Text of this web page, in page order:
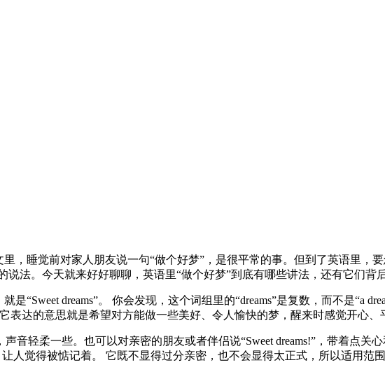
，睡觉前对家人朋友说一句“做个好梦”，是很平常的事。但到了英语里，
说法。今天就来好好聊聊，英语里“做个好梦”到底有哪些讲法，还有它们背
“Sweet dreams”。 你会发现，这个词组里的“dreams”是复数，而不是“a
表达的意思就是希望对方能做一些美好、令人愉快的梦，醒来时感觉开心、
声音轻柔一些。也可以对亲密的朋友或者伴侣说“Sweet dreams!”，带着点
人觉得被惦记着。 它既不显得过分亲密，也不会显得太正式，所以适用范围